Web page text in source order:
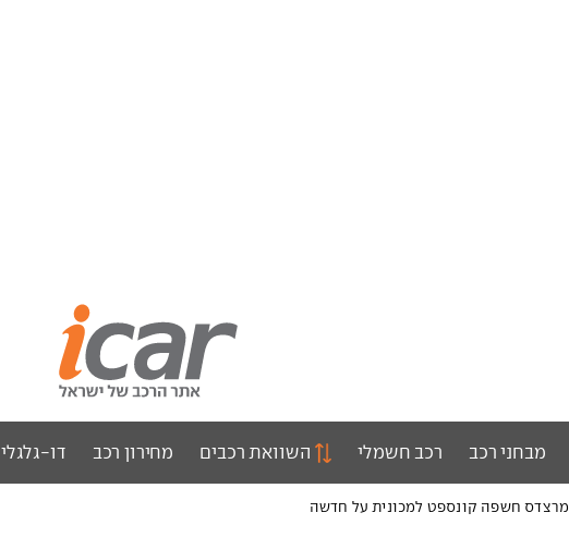
מבחני רכב רכב חשמלי השוואת רכבים מחירון רכב דו-גלגלי
מרצדס חשפה קונספט למכונית על חדשה